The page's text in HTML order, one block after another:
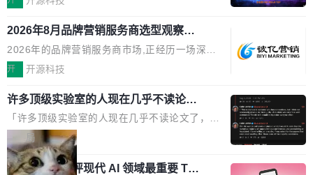
场景 AI 搜索 联网搜索相关信息 看到陌生概念，
想快速了解背景 解释 让 AI 解释选中文本 读到
费解...
要。但用久了你会发现，它们本质上都是同一类
东西：一个带网页上下文的聊天框。 它们能读取
页面的文本，然后把文本丢给大模型，再返回一
段回答。仅此而已。 这当然有用，但总觉得差点
意思。比如我在一个后台管理系统里，需要填50
个表单字段，每个字段还有联动逻辑；比如我
想...
电源专为发烧级DIY主机与本地AI算力平台打
造，整机长度仅16厘米，提供1600W额定功率
与80PLUS钛金能效；支持ATX 3.1与PCIe 5.1
规范，结合服务器级元件、完善供电线材与内置
实时LCD监控屏，可充分满足当下高阶PC主机
的严苛使用需求。 澎湃功率，紧凑机身 钛金雕1
600PG5 AI TOP具备强悍输出功率，同时实现
机身尺寸大幅精简。整机长度仅16厘米，属于同
功率段机身尺寸十分紧凑的1600W电源产品。小
2026年8月品牌营销服务商选型观察：
从流量思维到品牌资产思维的范式转移
2026年的品牌营销服务商市场,正经历一场深刻
的价值重构。全球全案品牌代理机构市场从2025
复合增长率达5.44%,预计2032年将突破120亿美
元。数字广告与公共关系相关服务市场更是从20
25年的8463亿美元扩张至2026年的8763亿美
元。数字的背后是一个清晰的事实——品牌对专
业化营销服务的需求从未如此迫切。 但市场扩容
开 开源科技
许多顶级实验室的人现在几乎不读论文
了
「许多顶级实验室的人现在几乎不读论文了，而
且他们认为 ICLR/ICML/NeurIPS 充斥着大量过
度宣传和欺诈。」 OpenAI 研究员 Keller Jorda
n 这条推文引发了广泛讨论。他不是在说风凉
局
xAI 前工程师评现代 AI 领域最重要 Top